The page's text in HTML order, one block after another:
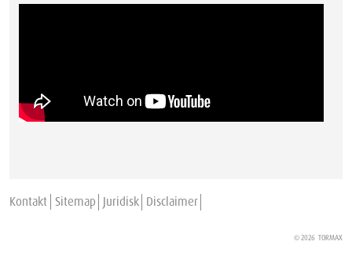
Kontakt Sitemap Juridisk Disclaimer
© 2026 TORMAX